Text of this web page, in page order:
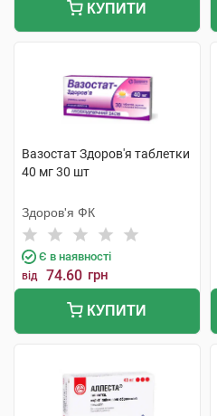
КУПИТИ
Вазостат Здоров'я таблетки
40 мг 30 шт
Здоров'я ФК
Є в наявності
від 74.60 грн
КУПИТИ